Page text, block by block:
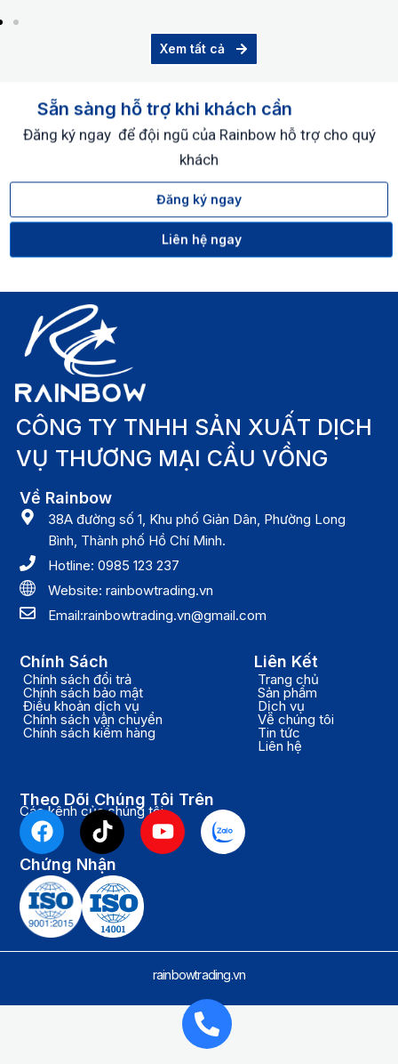
Xem tất cả
Sẵn sàng hỗ trợ khi khách cần
Đăng ký ngay để đội ngũ của Rainbow hỗ trợ cho quý
khách
Đăng ký ngay
Liên hệ ngay
CÔNG TY TNHH SẢN XUẤT DỊCH
VỤ THƯƠNG MẠI CẦU VỒNG
Về Rainbow
38A đường số 1, Khu phố Giản Dân, Phường Long
Bình, Thành phố Hồ Chí Minh.
Hotline: 0985 123 237
Website: rainbowtrading.vn
Email:rainbowtrading.vn@gmail.com
Chính Sách
Chính sách đổi trả
Chính sách bảo mật
Điều khoản dịch vụ
Chính sách vận chuyển
Chính sách kiểm hàng
Liên Kết
Trang chủ
Sản phẩm
Dịch vụ
Về chúng tôi
Tin tức
Liên hệ
Theo Dõi Chúng Tôi Trên
Các kênh của chúng tôi
F
a
c
e
b
o
o
T
i
k
t
o
k
Y
o
e
Chứng Nhận
rainbowtrading.vn